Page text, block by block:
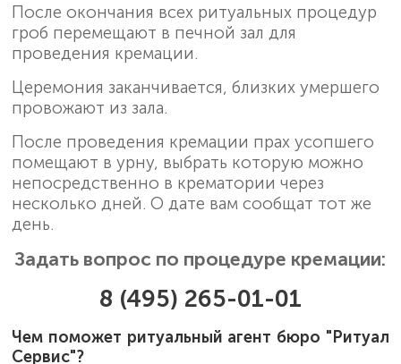
После окончания всех ритуальных процедур
гроб перемещают в печной зал для
проведения кремации.
Церемония заканчивается, близких умершего
провожают из зала.
После проведения кремации прах усопшего
помещают в урну, выбрать которую можно
непосредственно в крематории через
несколько дней. О дате вам сообщат тот же
день.
Задать вопрос по процедуре кремации:
8 (495) 265-01-01
Чем поможет ритуальный агент бюро "Ритуал
Сервис"?